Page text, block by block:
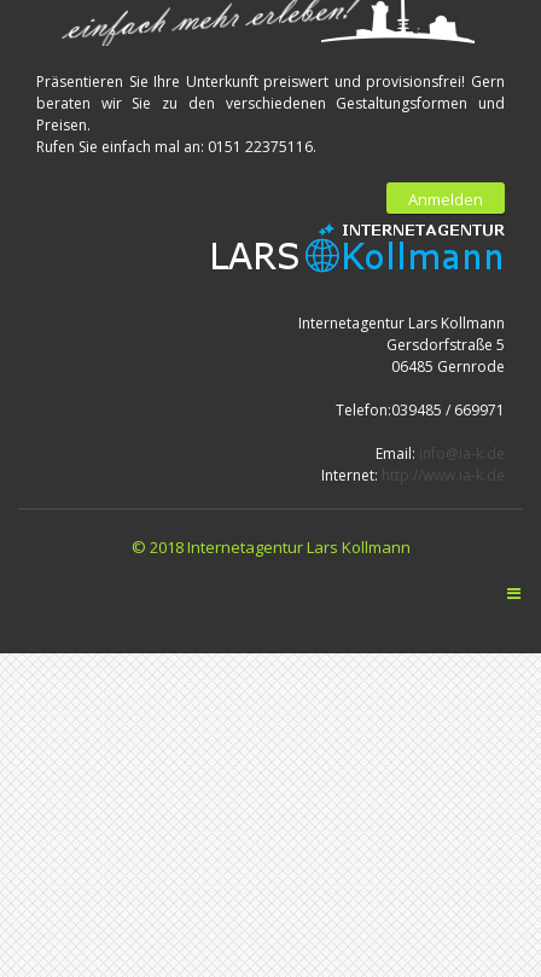
Präsentieren Sie Ihre Unterkunft preiswert und provisionsfrei! Gern
beraten wir Sie zu den verschiedenen Gestaltungsformen und
Preisen.
Rufen Sie einfach mal an: 0151 22375116.
Anmelden
Internetagentur Lars Kollmann
Gersdorfstraße 5
06485 Gernrode
Telefon:039485 / 669971
Email: info@ia-k.de
Internet: http://www.ia-k.de
© 2018 Internetagentur Lars Kollmann